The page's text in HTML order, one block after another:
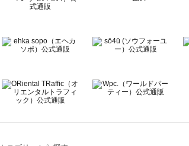
（ワールドパーティー）のショートブーツ一覧